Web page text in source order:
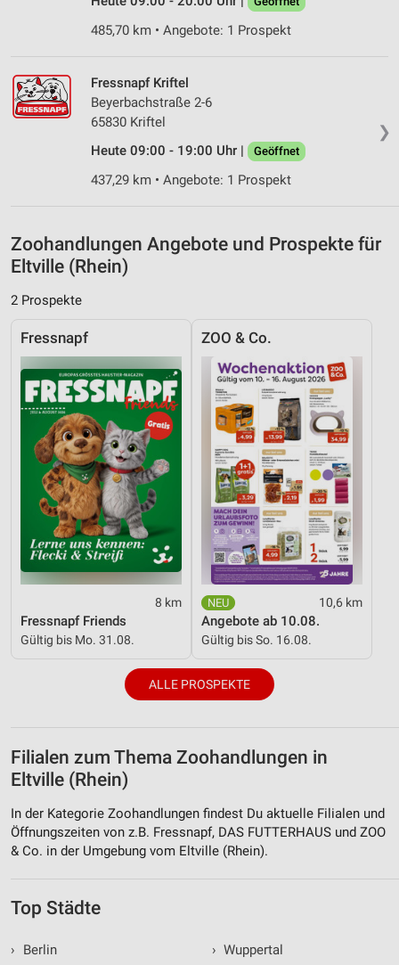
485,70 km • Angebote: 1 Prospekt
❯
Fressnapf Kriftel
Beyerbachstraße 2-6
65830 Kriftel
Heute 09:00 - 19:00 Uhr |
Geöffnet
437,29 km • Angebote: 1 Prospekt
Zoohandlungen Angebote und Prospekte für
Eltville (Rhein)
2 Prospekte
Fressnapf
8 km
Fressnapf Friends
Gültig bis Mo. 31.08.
ZOO & Co.
10,6 km
Angebote ab 10.08.
Gültig bis So. 16.08.
ALLE PROSPEKTE
Filialen zum Thema Zoohandlungen in
Eltville (Rhein)
In der Kategorie Zoohandlungen findest Du aktuelle Filialen und
Öffnungszeiten von z.B. Fressnapf, DAS FUTTERHAUS und ZOO
& Co. in der Umgebung vom Eltville (Rhein).
Top Städte
›
Berlin
› Wuppertal
Verwendung genauer Standortdaten
Informationen identifizieren
Nicht-IAB-Verarbeitungszwecke:
Performance
Werbung